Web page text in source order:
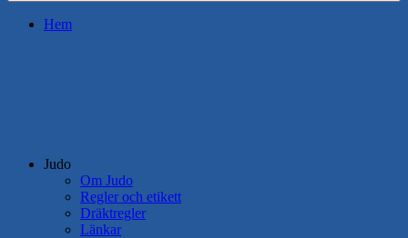
Hem
Judo
Om Judo
Regler och etikett
Dräktregler
Länkar